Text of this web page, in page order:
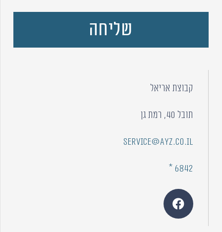
קבוצת אריאל
תובל 40, רמת גן
service@ayz.co.il
6842 *